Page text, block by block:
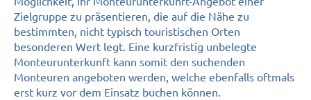
Zielgruppe zu präsentieren, die auf die Nähe zu
bestimmten, nicht typisch touristischen Orten
besonderen Wert legt. Eine kurzfristig unbelegte
Monteurunterkunft kann somit den suchenden
Monteuren angeboten werden, welche ebenfalls oftmals
erst kurz vor dem Einsatz buchen können.